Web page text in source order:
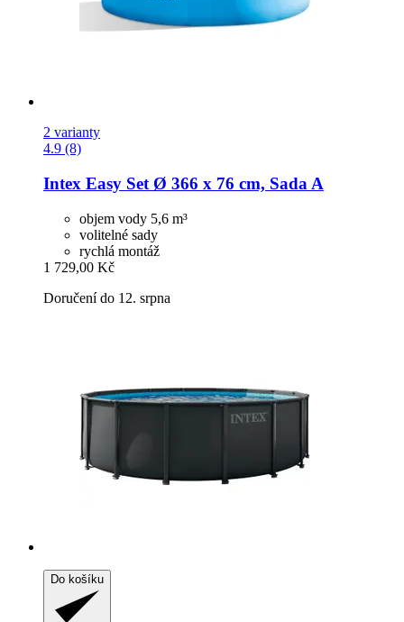
2 varianty
4.9 (8)
Intex Easy Set Ø 366 x 76 cm, Sada A
objem vody 5,6 m³
volitelné sady
rychlá montáž
1 729,00 Kč
Doručení do 12. srpna
Do košíku